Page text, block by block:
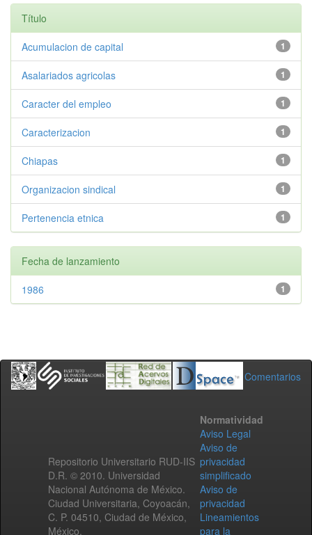
Título
1
Acumulacion de capital
1
Asalariados agricolas
1
Caracter del empleo
1
Caracterizacion
1
Chiapas
1
Organizacion sindical
1
Pertenencia etnica
Fecha de lanzamiento
1
1986
Comentarios
Repositorio Universitario RUD-IIS
D.R. © 2010. Universidad
Nacional Autónoma de México.
Ciudad Universitaria, Coyoacán,
C. P. 04510, Ciudad de México,
México.
Normatividad
Aviso Legal
Aviso de
privacidad
simplificado
Aviso de
privacidad
Lineamientos
para la